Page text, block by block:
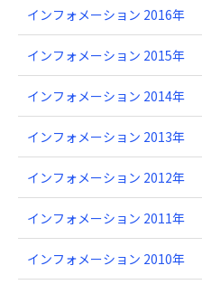
インフォメーション 2016年
インフォメーション 2015年
インフォメーション 2014年
インフォメーション 2013年
インフォメーション 2012年
インフォメーション 2011年
インフォメーション 2010年